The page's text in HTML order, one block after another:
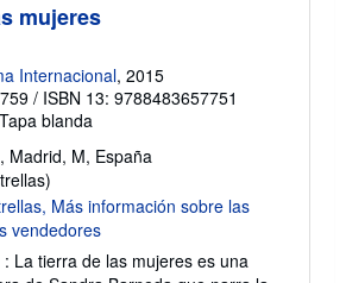
mujeres
Internacional, 2015
/ ISBN 13: 9788483657751
Tapa blanda
, Madrid, M, España
del
vendedor:
de
La tierra de las mujeres es una